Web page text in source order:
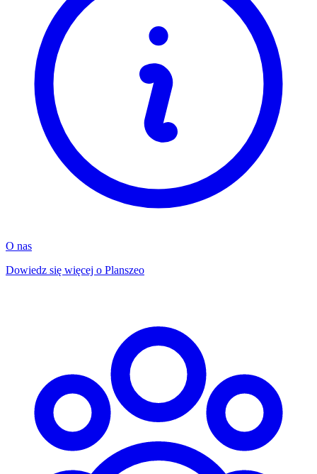
O nas
Dowiedz się więcej o Planszeo